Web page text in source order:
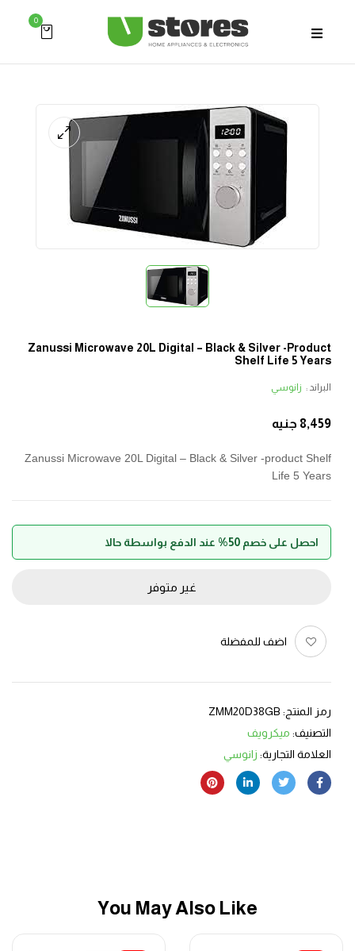
0
Zanussi Microwave 20L Digital – Black & Silver -product
Shelf Life 5 Years
البراند : زانوسي
8,459 جنيه
Zanussi Microwave 20L Digital – Black & Silver -product Shelf
Life 5 Years
احصل على خصم 50% عند الدفع بواسطة حالا
غير متوفر
اضف للمفضلة
رمز المنتج: ZMM20D38GB
التصنيف: ميكرويف
العلامة التجارية: زانوسي
You May Also Like